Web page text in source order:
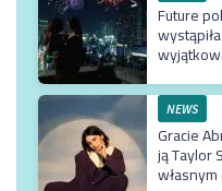
Future
NEWS
Gracie
ją Taylor